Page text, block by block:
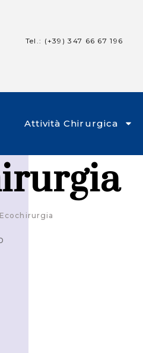
Tel.: (+39) 347 66 67 196
Attività Chirurgica
Ecochirurgia